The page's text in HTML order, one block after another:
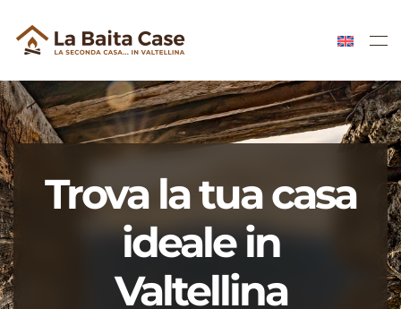
Skip to main content
Trova la tua casa
ideale in
Valtellina